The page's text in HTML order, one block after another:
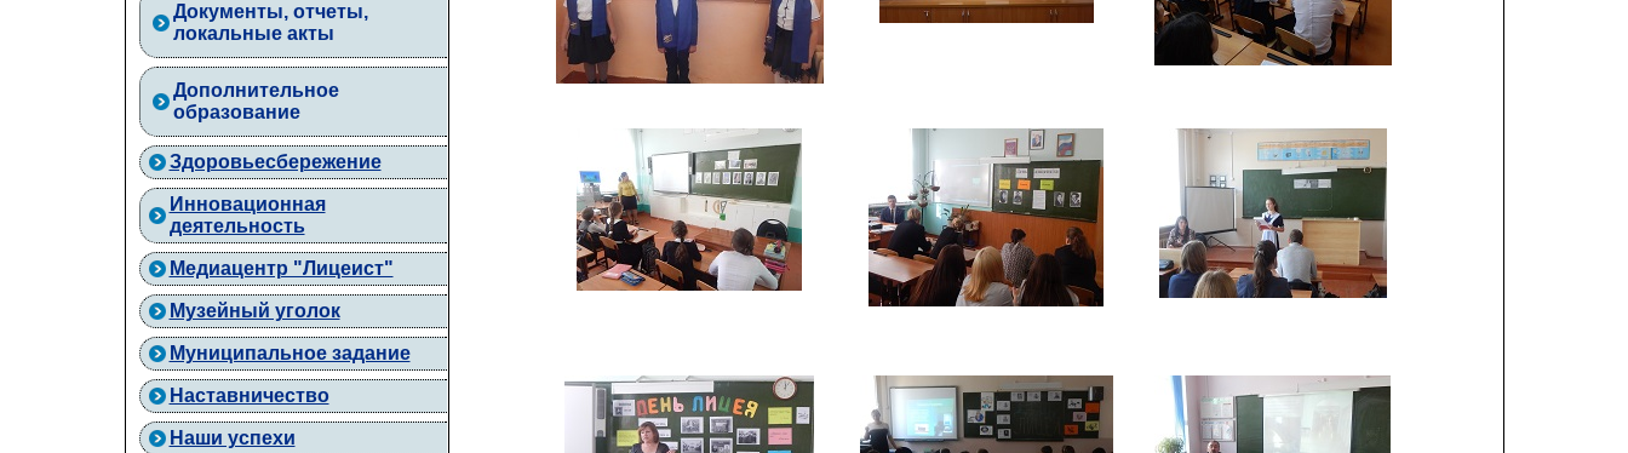
Документы, отчеты,
локальные акты
Дополнительное
образование
Здоровьесбережение
Инновационная
деятельность
Медиацентр "Лицеист"
Музейный уголок
Муниципальное задание
Наставничество
Наши успехи